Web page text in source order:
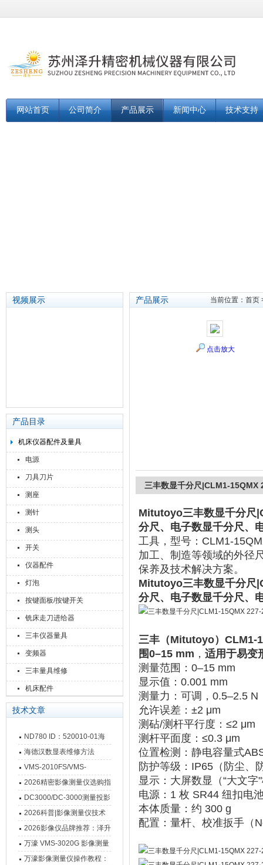
网站首页 公司简介 产品展示 新闻中心 技术支持
视频展示
产品目录
机床仪器配件及量具
电源
刀具刀片
测座
测针
测头
开关
仪器配件
灯泡
按键面板/按键开关
铣床走刀进给器
三丰仪器量具
变频器
三丰量具维修
机床配件
技术文章
ND780 ID：520010-01海
德汉数显表故障维修内容
海德汉数显表维修方法
VMS-2010FS/VMS-
3020FS/VMS-4030FS手动
影像测量仪技术参数
2026精密影像测量仪选购指
南 靠谱品牌一站式选型推荐
DC3000/DC-3000测量投影
仪万濠数据处理器数显表故
障维修方法
2026科普|影像测量仪技术
原理、分类及选型应用
2026影像仪品牌推荐：泽升
影像测量仪选型指南
万濠 VMS-3020G 影像测量
仪技术规格与应用解析
万濠影像测量仪操作教程：
产品展示 当前位置： 首页
点击放大
三丰数显千分尺|CLM1-15QMX
Mitutoyo三丰数显千分尺
分尺、电子数显千分尺、
工具，型号：CLM1-
加工、制造等领域的外径
保养及技术解决方案。
Mitutoyo三丰数显千分尺
分尺、电子数显千分尺、
三丰（Mitutoyo）CLM1-
围0–15 mm ， 适用于易变
测量范围 ‌：0–15 mm
显示值 ‌：0.001 mm
测量力 ‌：可调，‌ 0.5–2.5 N
允许误差 ‌：±2 μm
测砧/测杆平行度 ‌：≤2 μm
测杆平面度 ‌：≤0.3 μm
位置检测 ：静电容量式
防护等级 ‌：‌ IP65 （防尘、
显示 ：大屏数显（“大文
电源 ：1 枚 SR44 纽扣电
本体质量 ‌：约 300 g
配置 ：量杆、校准扳手（